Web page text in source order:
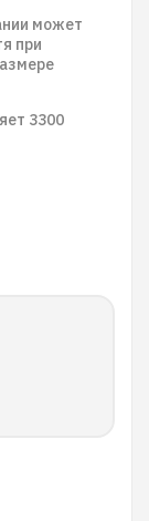
может
при
3300